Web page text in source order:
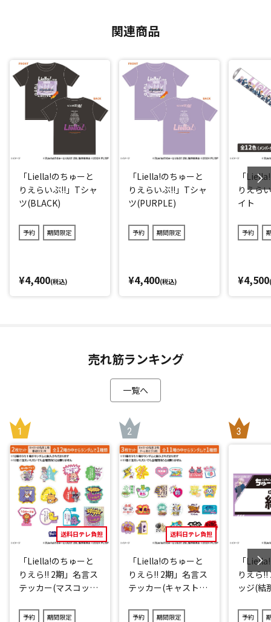
関連商品
「Liella!のちゅーと
りえらいぶ!!」Tシャ
ツ(BLACK)
予約 期間限定
¥4,400(税込)
「Liella!のちゅーと
りえらいぶ!!」Tシャ
ツ(PURPLE)
予約 期間限定
¥4,400(税込)
「
りえら
イト
予約
¥4,500
売れ筋ランキング
一覧へ
送料日テレ負担
「Liella!のちゅーと
りえら!! 2期」名言ス
テッカー(マスコット
(ランダム12種)
予約 期間限定
送料日テレ負担
「Liella!のちゅーと
りえら!! 2期」名言ス
テッカー(キャストve
ム11種)
予約 期間限定
「
りえら
ッジ(結
予約